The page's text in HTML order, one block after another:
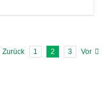
Zurück 1 2 3 Vor